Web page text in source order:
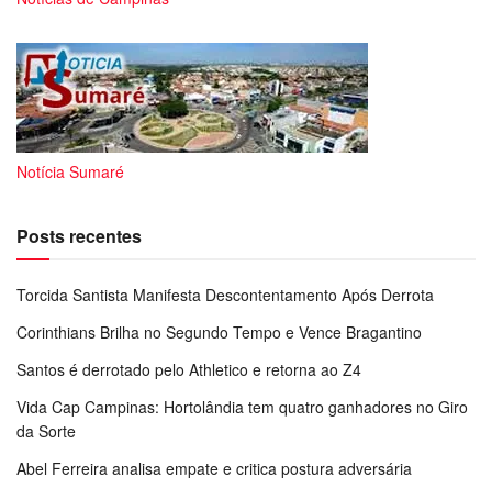
Notícia Sumaré
Posts recentes
Torcida Santista Manifesta Descontentamento Após Derrota
Corinthians Brilha no Segundo Tempo e Vence Bragantino
Santos é derrotado pelo Athletico e retorna ao Z4
Vida Cap Campinas: Hortolândia tem quatro ganhadores no Giro
da Sorte
Abel Ferreira analisa empate e critica postura adversária